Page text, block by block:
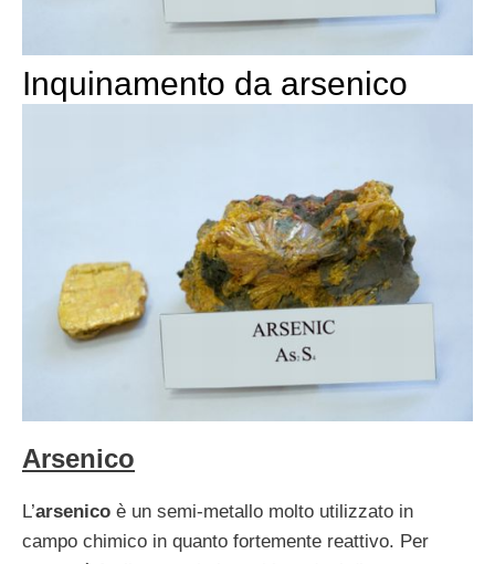
Inquinamento da arsenico
Arsenico
L’arsenico è un semi-metallo molto utilizzato in
campo chimico in quanto fortemente reattivo. Per